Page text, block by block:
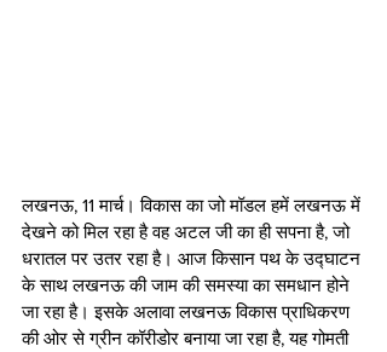
लखनऊ, 11 मार्च। विकास का जो मॉडल हमें लखनऊ में
देखने को मिल रहा है वह अटल जी का ही सपना है, जो
धरातल पर उतर रहा है। आज किसान पथ के उद्घाटन
के साथ लखनऊ की जाम की समस्या का समधान होने
जा रहा है। इसके अलावा लखनऊ विकास प्राधिकरण
की ओर से ग्रीन कॉरीडोर बनाया जा रहा है, यह गोमती